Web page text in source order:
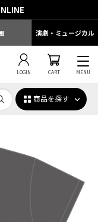
演劇・ミュージカル
LOGIN CART MENU
商品を探す